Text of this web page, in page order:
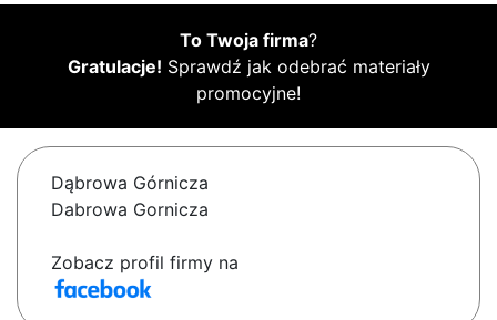
To Twoja firma?
Gratulacje! Sprawdź jak odebrać materiały
promocyjne!
Dąbrowa Górnicza
Dabrowa Gornicza
Zobacz profil firmy na